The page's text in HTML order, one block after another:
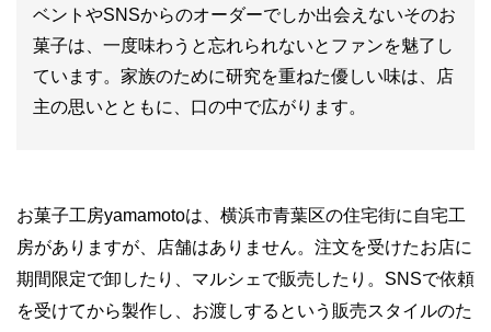
ベントやSNSからのオーダーでしか出会えないそのお
菓子は、一度味わうと忘れられないとファンを魅了し
ています。家族のために研究を重ねた優しい味は、店
主の思いとともに、口の中で広がります。
お菓子工房yamamotoは、横浜市青葉区の住宅街に自宅工
房がありますが、店舗はありません。注文を受けたお店に
期間限定で卸したり、マルシェで販売したり。SNSで依頼
を受けてから製作し、お渡しするという販売スタイルのた